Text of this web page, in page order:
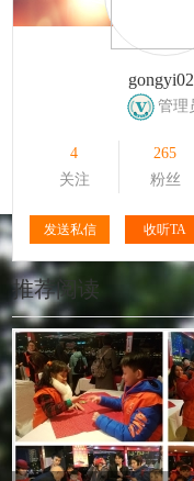
管理
4
关注
265
粉丝
发送私信 收听TA
推荐阅读